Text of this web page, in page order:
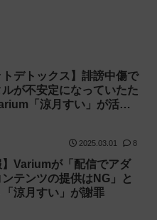
トデトックス】誹謗中傷で
ルが不安定になっていたた
「涼月すい」が活動
2025.03.01 8
】Variumが「配信でアダ
ンテンツの提供はNG」と
涼月すい」が謝罪